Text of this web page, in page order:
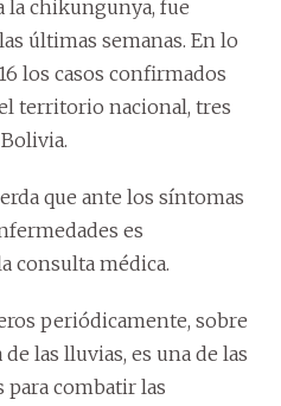
la chikungunya, fue
últimas semanas. En lo
los casos confirmados
territorio nacional, tres
que ante los síntomas
es
consulta médica.
periódicamente, sobre
las lluvias, es una de las
combatir las